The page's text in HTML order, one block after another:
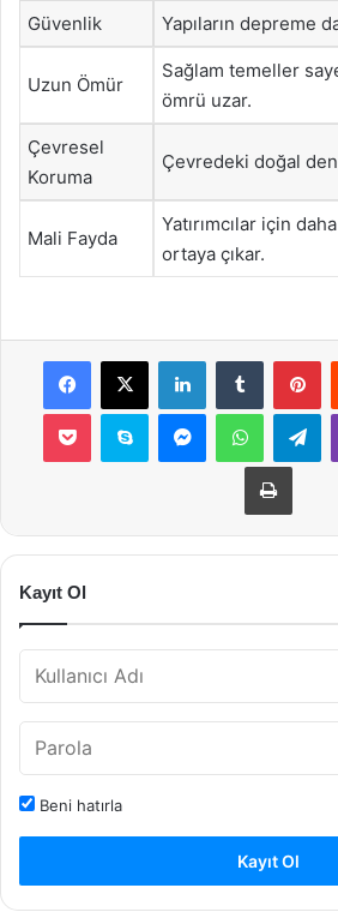
Güvenlik Yapıların depreme
Uzun Ömür
Sağlam temeller
ömrü uzar.
Çevresel
Koruma
Çevredeki doğal
Mali Fayda
Yatırımcılar için
ortaya çıkar.
Facebook
X LinkedInTumblr
Pocket Skype MessengerWhatsApp
Yazdır
Kayıt Ol
Beni hatırla
Kayıt Ol